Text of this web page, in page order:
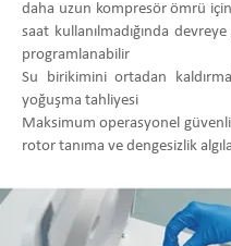
daha uzun kompresör ömrü
saat kullanılmadığında
programlanabilir
Su birikimini ortadan
yoğuşma tahliyesi
Maksimum operasyonel
rotor tanıma ve dengesizlik